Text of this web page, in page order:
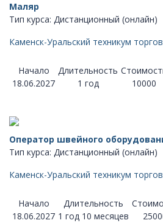
Маляр
Тип курса: Дистанционный (онлайн)
Каменск-Уральский техникум
Начало
18.06.2027
Длительность
1 год
10000
Оператор швейного
Тип курса: Дистанционный (онлайн)
Каменск-Уральский техникум
Начало
18.06.2027
Длительность
1 год 10 месяцев